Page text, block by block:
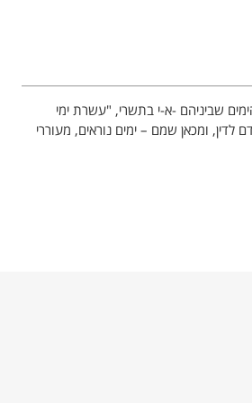
שביניהם -א-י בתשרי, "עשרת ימי
ומכאן שמם – ימים נוראים, מעוררי